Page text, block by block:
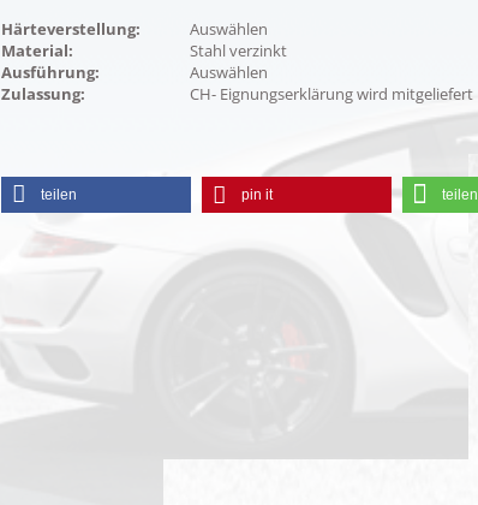
Härteverstellung:
Auswählen
Material:
Stahl verzinkt
Ausführung:
Auswählen
Zulassung:
CH- Eignungserklärung wird mitgeliefert
teilen pin it teilen